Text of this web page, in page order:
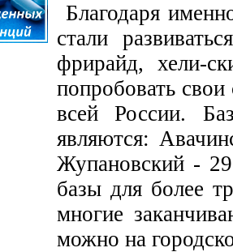
Благодаря
стали
фрирайд, хели-
попробовать
всей России.
являются:
Жупановский -
базы для более
многие
можно на